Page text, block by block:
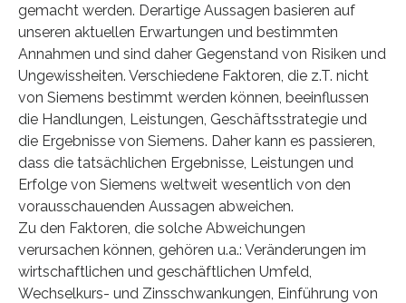
gemacht werden. Derartige Aussagen basieren auf
unseren aktuellen Erwartungen und bestimmten
Annahmen und sind daher Gegenstand von Risiken und
Ungewissheiten. Verschiedene Faktoren, die z.T. nicht
von Siemens bestimmt werden können, beeinflussen
die Handlungen, Leistungen, Geschäftsstrategie und
die Ergebnisse von Siemens. Daher kann es passieren,
dass die tatsächlichen Ergebnisse, Leistungen und
Erfolge von Siemens weltweit wesentlich von den
vorausschauenden Aussagen abweichen.
Zu den Faktoren, die solche Abweichungen
verursachen können, gehören u.a.: Veränderungen im
wirtschaftlichen und geschäftlichen Umfeld,
Wechselkurs- und Zinsschwankungen, Einführung von